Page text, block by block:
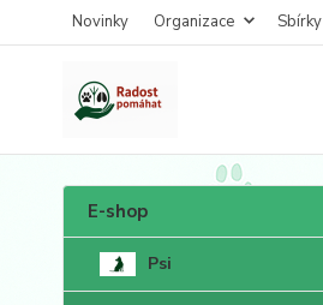
Novinky Organizace Sbírky
E-shop
Psi